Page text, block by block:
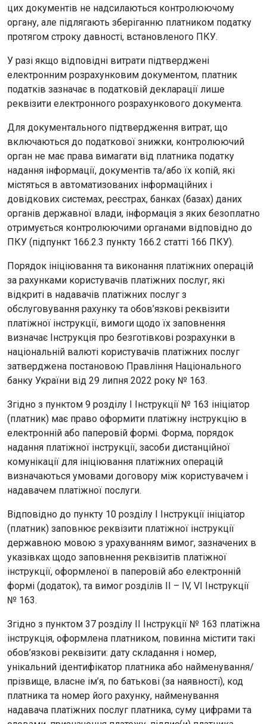
цих документів не надсилаються контролюючому
органу, але підлягають зберіганню платником податку
протягом строку давності, встановленого ПКУ.
У разі якщо відповідні витрати підтверджені
електронним розрахунковим документом, платник
податків зазначає в податковій декларації лише
реквізити електронного розрахункового документа.
Для документального підтвердження витрат, що
включаються до податкової знижки, контролюючий
орган не має права вимагати від платника податку
надання інформації, документів та/або їх копій, які
містяться в автоматизованих інформаційних і
довідкових системах, реєстрах, банках (базах) даних
органів державної влади, інформація з яких безоплатно
отримується контролюючими органами відповідно до
ПКУ (підпункт 166.2.3 пункту 166.2 статті 166 ПКУ).
Порядок ініціювання та виконання платіжних операцій
за рахунками користувачів платіжних послуг, які
відкриті в надавачів платіжних послуг з
обслуговування рахунку та обов’язкові реквізити
платіжної інструкції, вимоги щодо їх заповнення
визначає Інструкція про безготівкові розрахунки в
національній валюті користувачів платіжних послуг
затверджена постановою Правління Національного
банку України від 29 липня 2022 року № 163.
Згідно з пунктом 9 розділу І Інструкції № 163 ініціатор
(платник) має право оформити платіжну інструкцію в
електронній або паперовій формі. Форма, порядок
надання платіжної інструкції, засоби дистанційної
комунікації для ініціювання платіжних операцій
визначаються умовами договору між користувачем і
надавачем платіжної послуги.
Відповідно до пункту 10 розділу І Інструкції ініціатор
(платник) заповнює реквізити платіжної інструкції
державною мовою з урахуванням вимог, зазначених в
указівках щодо заповнення реквізитів платіжної
інструкції, оформленої в паперовій або електронній
формі (додаток), та вимог розділів II – IV, VI Інструкції
№ 163.
Згідно з пунктом 37 розділу ІІ Інструкції № 163 платіжна
інструкція, оформлена платником, повинна містити такі
обов’язкові реквізити: дату складання і номер,
унікальний ідентифікатор платника або найменування/
прізвище, власне ім’я, по батькові (за наявності), код
платника та номер його рахунку, найменування
надавача платіжних послуг платника, суму цифрами та